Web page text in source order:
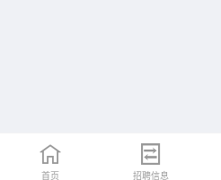
首页 招聘信息